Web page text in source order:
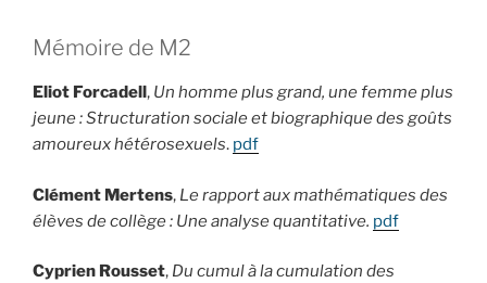
Mémoire de M2
Eliot Forcadell, Un homme plus grand, une femme plus
jeune : Structuration sociale et biographique des goûts
amoureux hétérosexuels. pdf
Clément Mertens, Le rapport aux mathématiques des
élèves de collège : Une analyse quantitative. pdf
Cyprien Rousset, Du cumul à la cumulation des